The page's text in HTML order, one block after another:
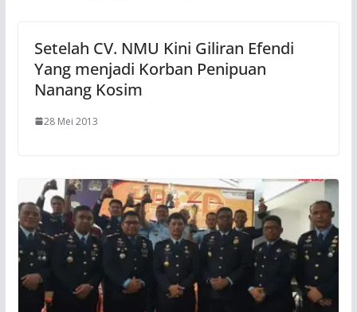
Setelah CV. NMU Kini Giliran Efendi
Yang menjadi Korban Penipuan
Nanang Kosim
28 Mei 2013